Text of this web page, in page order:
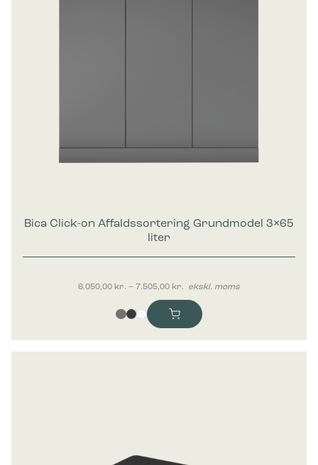
Bica Click-on Affaldssortering Grundmodel 3×65
liter
7.505,00 Prisinterval: 6.050,00 kr. til
ekskl. moms